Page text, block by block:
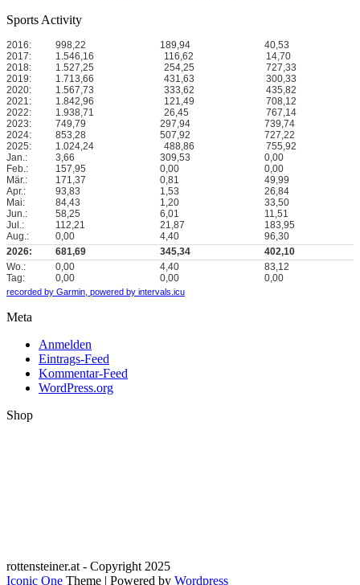
Sports Activity
2016: 998,22 189,94
40,53
2017:
1.546,16 116,62
14,70
2018:
1.527,25 254,25
727,33
2019:
1.713,66 431,63
300,33
2020:
1.567,73 333,62
435,82
2021:
1.842,96 121,49
708,12
2022:
1.938,71 26,45
767,14
2023:
749,79 297,94
739,74
2024:
853,28 507,92
727,22
2025:
1.024,24 488,86
755,92
Jan.:
3,66 309,53
0,00
Feb.:
157,95 0,00
0,00
Mär.:
171,37 0,81
49,99
Apr.:
93,83 1,53
26,84
Mai:
84,43 1,20
33,50
Jun.:
58,25 6,01
11,51
Jul.:
112,21 21,87
183,95
Aug.:
0,00 4,40
96,30
2026:
681,69 345,34
402,10
Wo.:
0,00 4,40
83,12
Tag:
0,00 0,00 0,00
recorded by Garmin, powered by intervals.icu
Meta
Anmelden
Eintrags-Feed
Kommentar-Feed
WordPress.org
Shop
rottensteiner.at - Copyright 2025
Iconic One Theme | Powered by Wordpress